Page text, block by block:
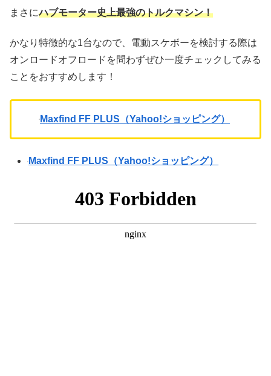
まさにハブモーター史上最強のトルクマシン！
かなり特徴的な1台なので、電動スケボーを検討する際は
オンロードオフロードを問わずぜひ一度チェックしてみる
ことをおすすめします！
Maxfind FF PLUS（Yahoo!ショッピング）
Maxfind FF PLUS（Yahoo!ショッピング）